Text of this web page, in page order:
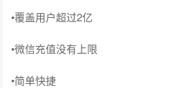
•覆盖用户超过2亿
•微信充值没有上限
•简单快捷